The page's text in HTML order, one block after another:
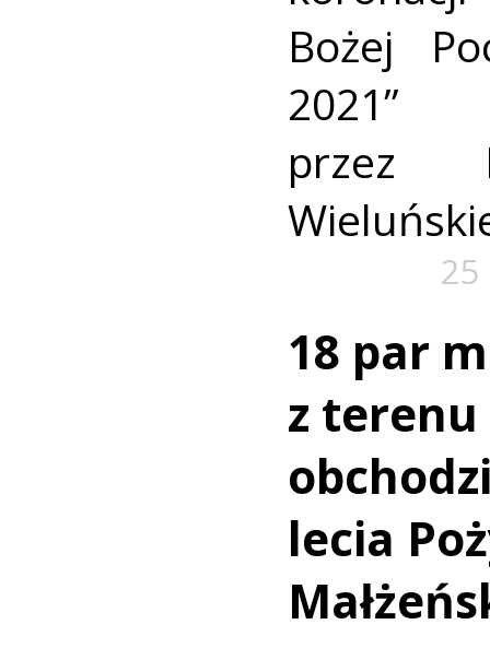
Bożej
2021”
przez
18 par
z
lecia